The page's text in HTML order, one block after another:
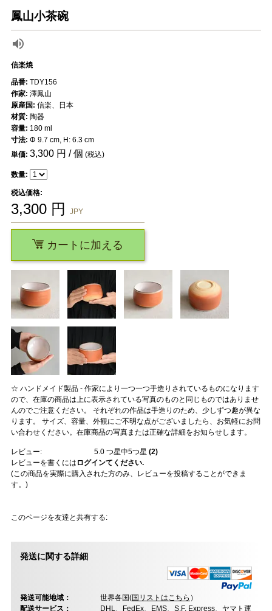
鳳山小茶碗
信楽焼
☆ ハンドメイド製品 - 作家により一つ一つ手造りされているものになります
ので、在庫の商品は上に表示されている写真のものと同じものではありませ
んのでご注意ください。 それぞれの作品は手造りのため、少しずつ趣が異な
ります。 サイズ、容量、外観にご不明な点がございましたら、お気軽にお問
い合わせください。在庫商品の写真または正確な詳細をお知らせします。
レビュー: 5.0つ星中5つ星 (2)
レビューを書くには ログインてください.
(この商品を実際に購入された方のみ、レビューを投稿することができま
す。)
このページを友達と共有する:
品番: TDY156
作家: 澤鳳山
原産国: 信楽、日本
材質: 陶器
容量: 180 ml
寸法: Φ 9.7 cm, H: 6.3 cm
単価: 3,300円 / 個 (税込)
数量:
税込価格:
3,300円 JPY
カートに加える
発送に関する詳細
発送可能地域： 世界各国(国リストはこちら ）
配送サービス：
DHL、FedEx、EMS、S.F. Express、ヤマト運